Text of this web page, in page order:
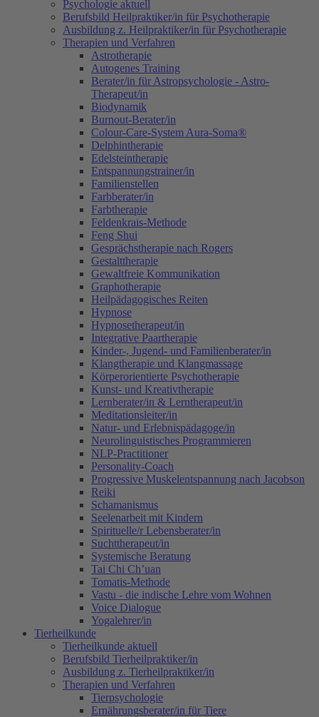
Psychologie aktuell
Berufsbild Heilpraktiker/in für Psychotherapie
Ausbildung z. Heilpraktiker/in für Psychotherapie
Therapien und Verfahren
Astrotherapie
Autogenes Training
Berater/in für Astropsychologie - Astro-
Therapeut/in
Biodynamik
Burnout-Berater/in
Colour-Care-System Aura-Soma®
Delphintherapie
Edelsteintherapie
Entspannungstrainer/in
Familienstellen
Farbberater/in
Farbtherapie
Feldenkrais-Methode
Feng Shui
Gesprächstherapie nach Rogers
Gestalttherapie
Gewaltfreie Kommunikation
Graphotherapie
Heilpädagogisches Reiten
Hypnose
Hypnosetherapeut/in
Integrative Paartherapie
Kinder-, Jugend- und Familienberater/in
Klangtherapie und Klangmassage
Körperorientierte Psychotherapie
Kunst- und Kreativtherapie
Lernberater/in & Lerntherapeut/in
Meditationsleiter/in
Natur- und Erlebnispädagoge/in
Neurolinguistisches Programmieren
NLP-Practitioner
Personality-Coach
Progressive Muskelentspannung nach Jacobson
Reiki
Schamanismus
Seelenarbeit mit Kindern
Spirituelle/r Lebensberater/in
Suchttherapeut/in
Systemische Beratung
Tai Chi Ch’uan
Tomatis-Methode
Vastu - die indische Lehre vom Wohnen
Voice Dialogue
Yogalehrer/in
Tierheilkunde
Tierheilkunde aktuell
Berufsbild Tierheilpraktiker/in
Ausbildung z. Tierheilpraktiker/in
Therapien und Verfahren
Tierpsychologie
Ernährungsberater/in für Tiere